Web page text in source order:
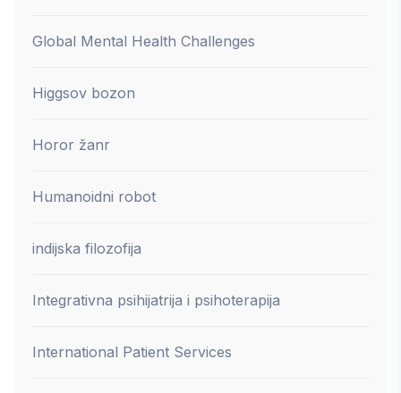
Global Mental Health Challenges
Higgsov bozon
Horor žanr
Humanoidni robot
indijska filozofija
Integrativna psihijatrija i psihoterapija
International Patient Services